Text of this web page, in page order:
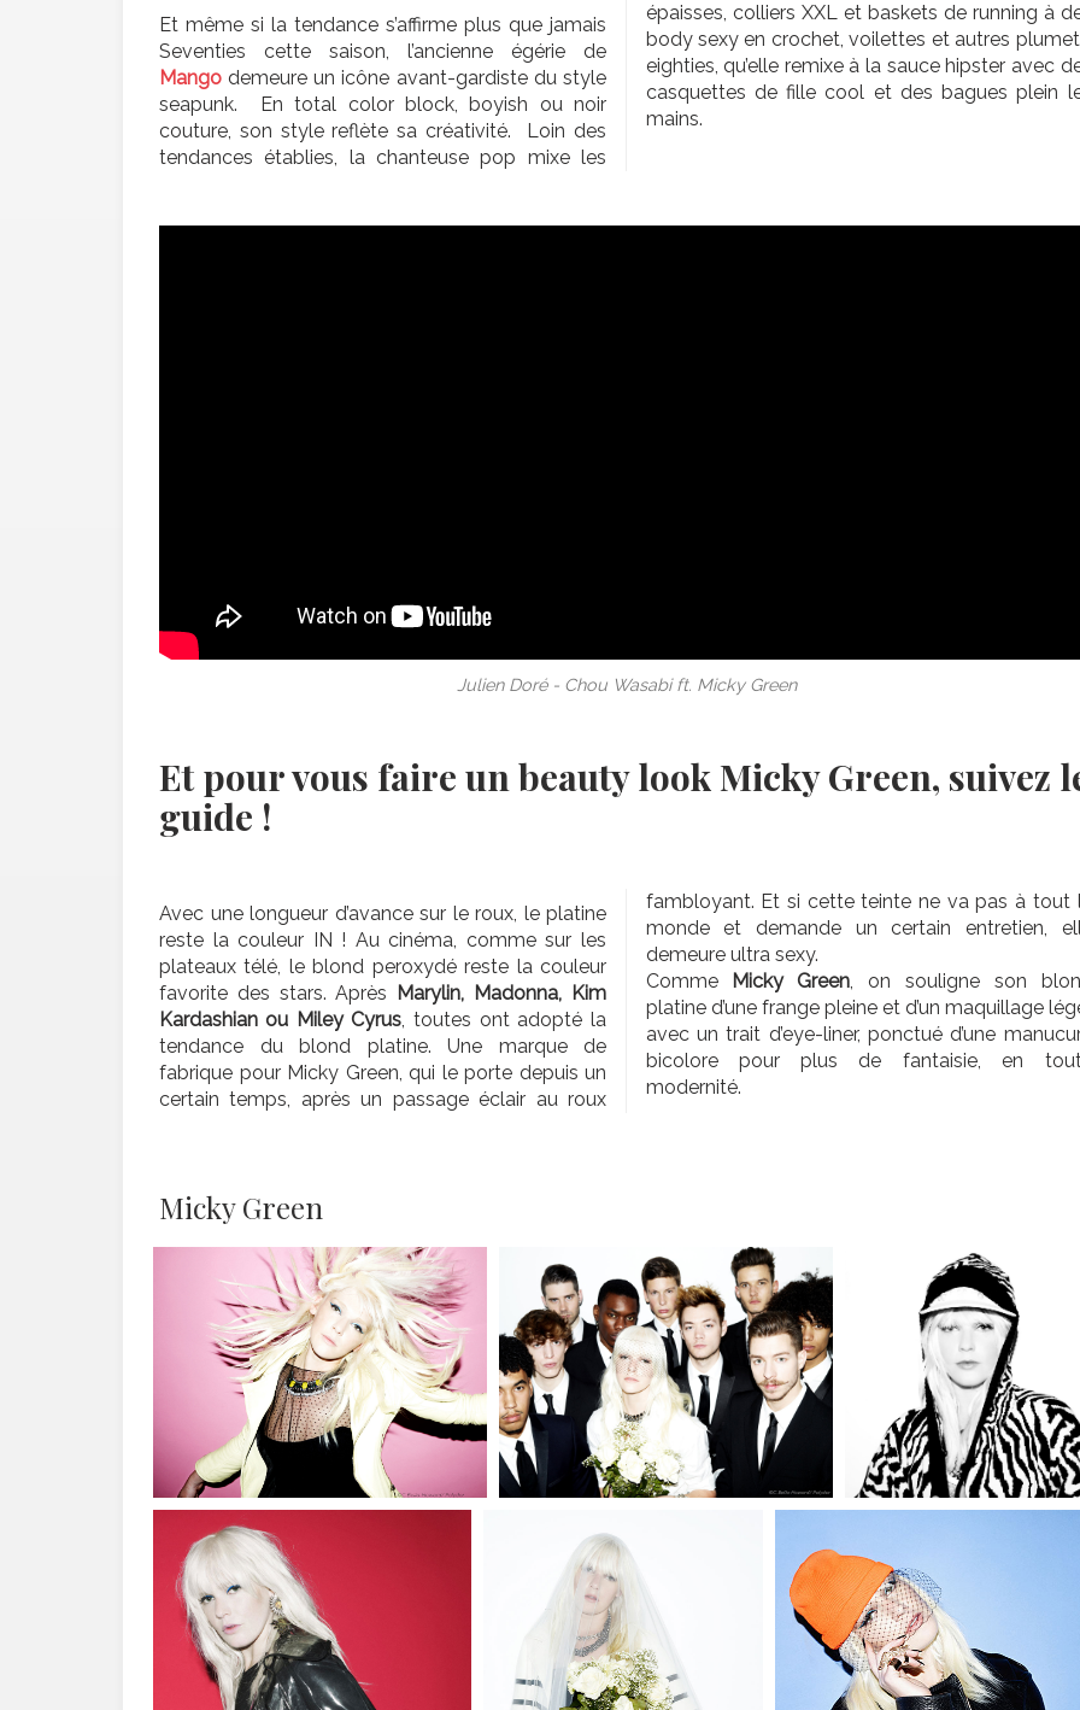
Et même si la tendance s’affirme plus que jamais
Seventies cette saison, l’ancienne égérie de
Mango demeure un icône avant-gardiste du style
seapunk. En total color block, boyish ou noir
couture, son style reflète sa créativité. Loin des
tendances établies, la chanteuse pop mixe les
épaisses, colliers XXL et baskets de running à
body sexy en crochet, voilettes et autres
eighties, qu’elle remixe à la sauce hipster avec
casquettes de fille cool et des bagues plein
mains.
Julien Doré - Chou Wasabi ft. Micky Green
Et pour vous faire un beauty look Micky Green, suivez
guide !
Avec une longueur d’avance sur le roux, le platine
reste la couleur IN ! Au cinéma, comme sur les
plateaux télé, le blond peroxydé reste la couleur
favorite des stars. Après Marylin, Madonna, Kim
Kardashian ou Miley Cyrus, toutes ont adopté la
tendance du blond platine. Une marque de
fabrique pour Micky Green, qui le porte depuis un
certain temps, après un passage éclair au roux
fambloyant. Et si cette teinte ne va pas à tout
monde et demande un certain entretien,
demeure ultra sexy.
Comme
Micky Green, on souligne son
platine d’une frange pleine et d’un maquillage
avec un trait d’eye-liner, ponctué d’une
bicolore pour plus de fantaisie, en
modernité.
Micky Green